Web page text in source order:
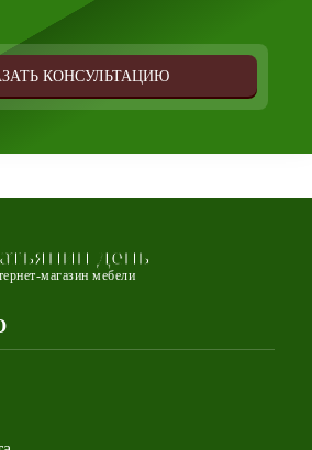
КОНСУЛЬТАЦИЮ
день
магазин мебели